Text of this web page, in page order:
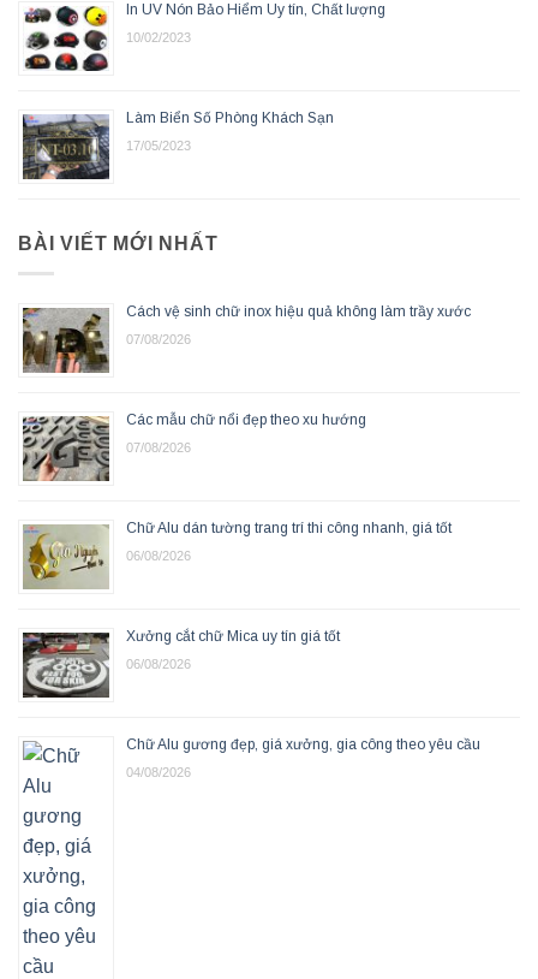
In UV Nón Bảo Hiểm Uy tín, Chất lượng
10/02/2023
Làm Biển Số Phòng Khách Sạn
17/05/2023
BÀI VIẾT MỚI NHẤT
Cách vệ sinh chữ inox hiệu quả không làm trầy xước
07/08/2026
Các mẫu chữ nổi đẹp theo xu hướng
07/08/2026
Chữ Alu dán tường trang trí thi công nhanh, giá tốt
06/08/2026
Xưởng cắt chữ Mica uy tín giá tốt
06/08/2026
Chữ Alu gương đẹp, giá xưởng, gia công theo yêu cầu
04/08/2026